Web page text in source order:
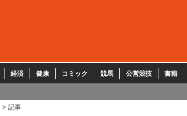
経済 健康 コミック 競馬 公営競技 書籍
記事